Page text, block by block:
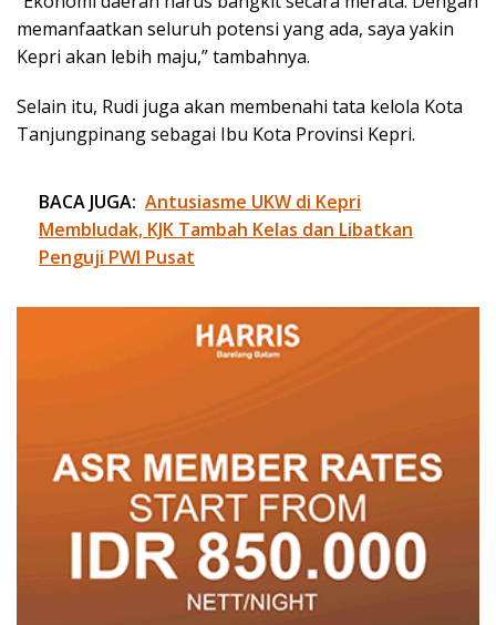
memanfaatkan seluruh potensi yang ada, saya yakin
Kepri akan lebih maju,” tambahnya.
Selain itu, Rudi juga akan membenahi tata kelola Kota
Tanjungpinang sebagai Ibu Kota Provinsi Kepri.
BACA JUGA: Antusiasme UKW di Kepri
Membludak, KJK Tambah Kelas dan Libatkan
Penguji PWI Pusat